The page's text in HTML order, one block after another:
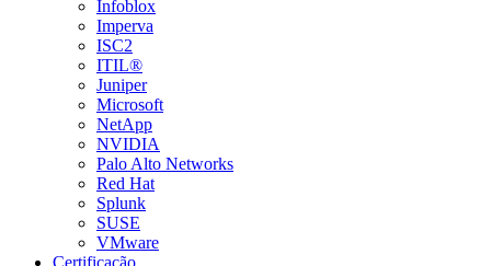
Infoblox
Imperva
ISC2
ITIL®
Juniper
Microsoft
NetApp
NVIDIA
Palo Alto Networks
Red Hat
Splunk
SUSE
VMware
Certificação